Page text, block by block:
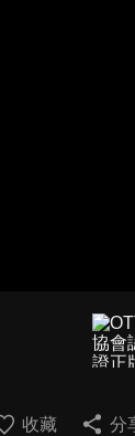
收藏 分